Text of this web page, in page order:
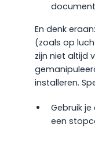
En denk
(zoals op
zijn niet altijd
installeren.
Gebruik
een